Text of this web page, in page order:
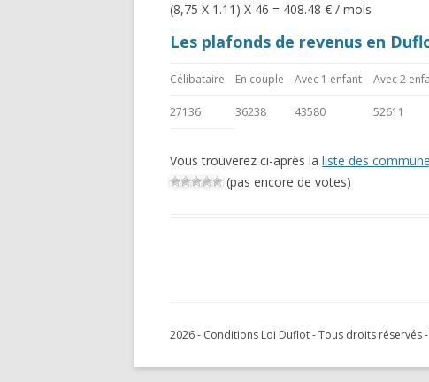
(8,75 X 1.11) X 46 = 408.48 € / mois
Les plafonds de revenus en
Célibataire En couple Avec 1 enfant Avec 2
27136 36238 43580 52611
Vous trouverez ci-après la liste des
(pas encore de votes)
2026 - Conditions Loi Duflot - Tous droits